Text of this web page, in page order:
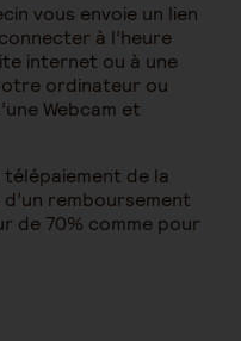
vous envoie un lien
à l’heure
internet ou à une
ordinateur ou
Webcam et
de la
remboursement
de 70% comme pour